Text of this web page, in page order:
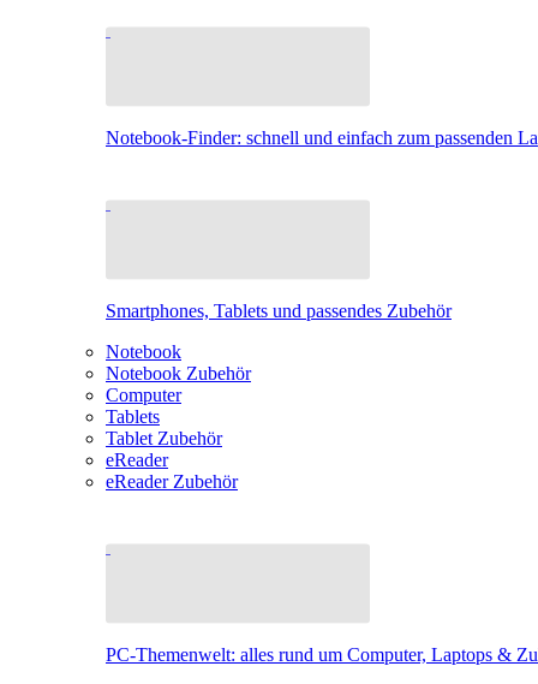
Notebook-Finder: schnell und einfach zum passenden
Smartphones, Tablets und passendes Zubehör
Notebook
Notebook Zubehör
Computer
Tablets
Tablet Zubehör
eReader
eReader Zubehör
PC-Themenwelt: alles rund um Computer, Laptops &